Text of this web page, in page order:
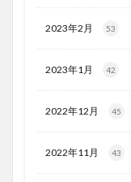
2023年2月 53
2023年1月 42
2022年12月 45
2022年11月 43